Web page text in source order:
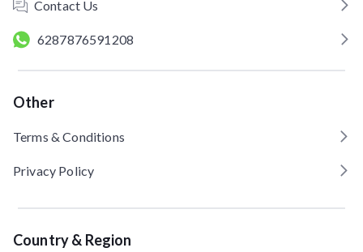
Contact Us
6287876591208
Other
Terms & Conditions
Privacy Policy
Country & Region